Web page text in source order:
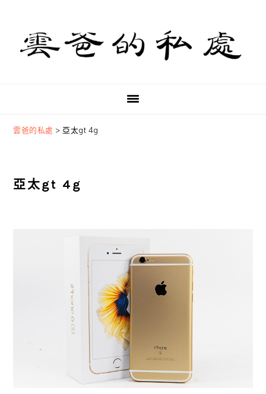
primary
navigation
content
primary
sidebar
雲爸的私處 > 亞太gt 4g
亞太gt 4g